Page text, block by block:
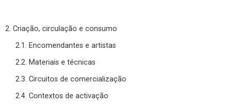
2. Criação, circulação e consumo
2.1. Encomendantes e artistas
2.2. Materiais e técnicas
2.3. Circuitos de comercialização
2.4. Contextos de activação